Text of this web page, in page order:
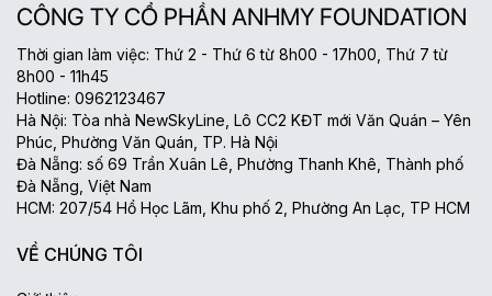
CÔNG TY CỔ PHẦN ANHMY FOUNDATION
Thời gian làm việc: Thứ 2 - Thứ 6 từ 8h00 - 17h00, Thứ 7 từ
8h00 - 11h45
Hotline: 0962123467
Hà Nội: Tòa nhà NewSkyLine, Lô CC2 KĐT mới Văn Quán – Yên
Phúc, Phường Văn Quán, TP. Hà Nội
Đà Nẵng: số 69 Trần Xuân Lê, Phường Thanh Khê, Thành phố
Đà Nẵng, Việt Nam
HCM: 207/54 Hồ Học Lãm, Khu phố 2, Phường An Lạc, TP HCM
VỀ CHÚNG TÔI